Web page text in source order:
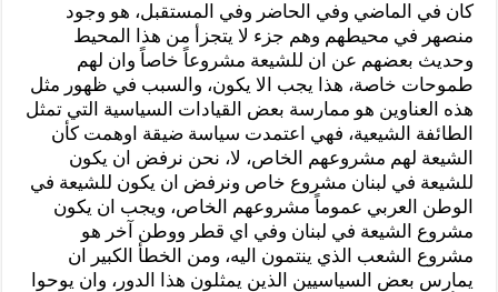
كان في الماضي وفي الحاضر وفي المستقبل، هو وجود
منصهر في محيطهم وهم جزء لا يتجزأ من هذا المحيط
وحديث بعضهم عن ان للشيعة مشروعاً خاصاً وان لهم
طموحات خاصة، هذا يجب الا يكون، والسبب في ظهور مثل
هذه العناوين هو ممارسة بعض القيادات السياسية التي تمثل
الطائفة الشيعية، فهي اعتمدت سياسة ضيقة اوهمت كأن
الشيعة لهم مشروعهم الخاص، لا، نحن نرفض ان يكون
للشيعة في لبنان مشروع خاص ونرفض ان يكون للشيعة في
الوطن العربي عموماً مشروعهم الخاص، ويجب ان يكون
مشروع الشيعة في لبنان وفي اي قطر ووطن آخر هو
مشروع الشعب الذي ينتمون اليه، ومن الخطأ الكبير ان
يمارس بعض السياسيين الذين يمثلون هذا الدور، وان يوحوا